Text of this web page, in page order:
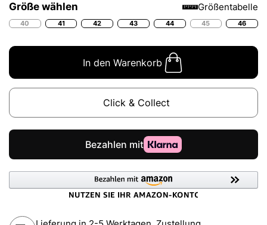
Größe wählen Größentabelle
40 41 42 43 44 45 46
In den Warenkorb
Click & Collect